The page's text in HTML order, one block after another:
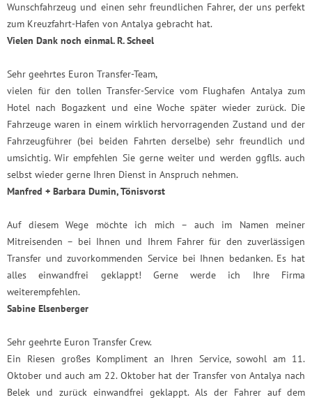
Wunschfahrzeug und einen sehr freundlichen Fahrer, der uns perfekt
zum Kreuzfahrt-Hafen von Antalya gebracht hat.
Vielen Dank noch einmal. R. Scheel
Sehr geehrtes Euron Transfer-Team,
vielen für den tollen Transfer-Service vom Flughafen Antalya zum
Hotel nach Bogazkent und eine Woche später wieder zurück. Die
Fahrzeuge waren in einem wirklich hervorragenden Zustand und der
Fahrzeugführer (bei beiden Fahrten derselbe) sehr freundlich und
umsichtig. Wir empfehlen Sie gerne weiter und werden ggflls. auch
selbst wieder gerne Ihren Dienst in Anspruch nehmen.
Manfred + Barbara Dumin, Tönisvorst
Auf diesem Wege möchte ich mich – auch im Namen meiner
Mitreisenden – bei Ihnen und Ihrem Fahrer für den zuverlässigen
Transfer und zuvorkommenden Service bei Ihnen bedanken. Es hat
alles einwandfrei geklappt! Gerne werde ich Ihre Firma
weiterempfehlen.
Sabine Elsenberger
Sehr geehrte Euron Transfer Crew.
Ein Riesen großes Kompliment an Ihren Service, sowohl am 11.
Oktober und auch am 22. Oktober hat der Transfer von Antalya nach
Belek und zurück einwandfrei geklappt. Als der Fahrer auf dem